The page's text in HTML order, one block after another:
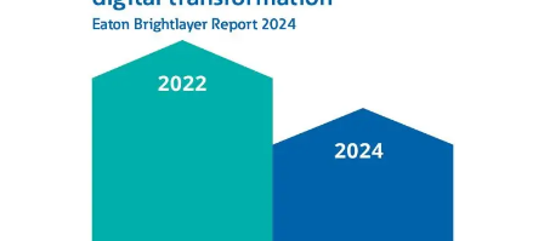
Inizia a digitare per visualizzare le pagine consigliate.